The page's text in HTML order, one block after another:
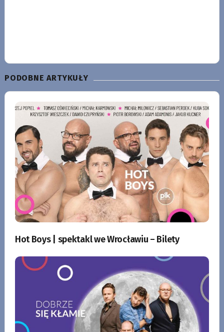
PODOBNE ARTYKUŁY
Hot Boys | spektakl we Wrocławiu – Bilety